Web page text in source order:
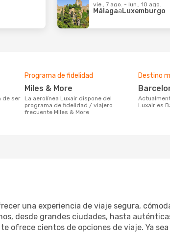
vie., 7 ago. - lun., 10 ago.
MálagaaLuxemburgo
Programa de fidelidad
Miles & More
La aerolínea Luxair dispone del
programa de fidelidad / viajero
frecuente Miles & More
Destino
Actualmente, el destino más popular de
Luxair es
una experiencia de viaje segura,
desde grandes ciudades, hasta
ofrece cientos de opciones de viaje. Ya